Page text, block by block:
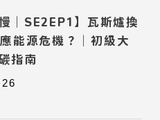
｜SE2EP1】瓦斯爐換
能源危機？｜初級大
指南